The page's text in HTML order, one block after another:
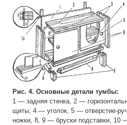
Рис. 4. Основные детали тумбы:
1 — задняя стенка, 2 —
щиты, 4 — уголок, 5 — отверстие-
ножки, 8, 9 — бруски подставки, 10